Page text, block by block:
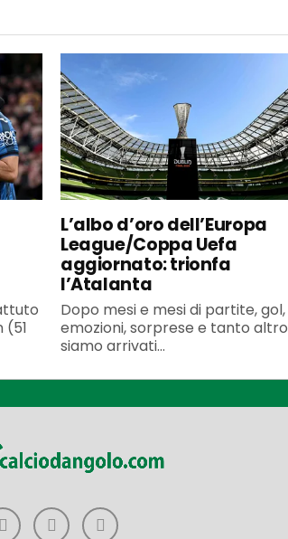
(51
L’albo d’oro dell’Europa
League/Coppa Uefa
aggiornato: trionfa
l’Atalanta
Dopo mesi e mesi di partite, gol,
emozioni, sorprese e tanto altro
siamo arrivati...